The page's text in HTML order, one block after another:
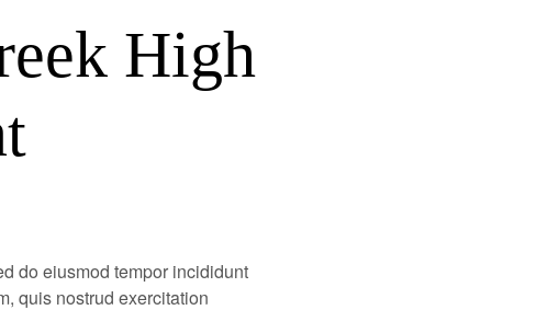
High
do eiusmod tempor incididunt
quis nostrud exercitation